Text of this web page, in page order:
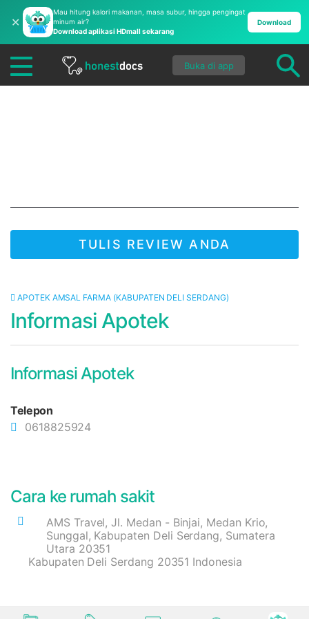
✕
Mau hitung kalori makanan, masa subur, hingga pengingat
minum air?
Download aplikasi HDmall sekarang
Download
Buka di app
TULIS REVIEW ANDA
APOTEK AMSAL FARMA (KABUPATEN DELI SERDANG)
Informasi Apotek
Informasi Apotek
Telepon
0618825924
Cara ke rumah sakit
AMS Travel, Jl. Medan - Binjai, Medan Krio,
Sunggal, Kabupaten Deli Serdang, Sumatera
Utara 20351
Kabupaten Deli Serdang 20351 Indonesia